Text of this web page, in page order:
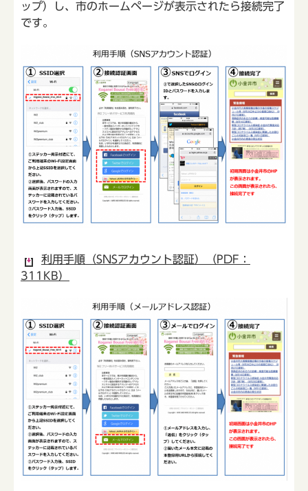
ップ）し、市のホームページが表示されたら接続完了
です。
利用手順（SNSアカウント認証）（PDF：
311KB）